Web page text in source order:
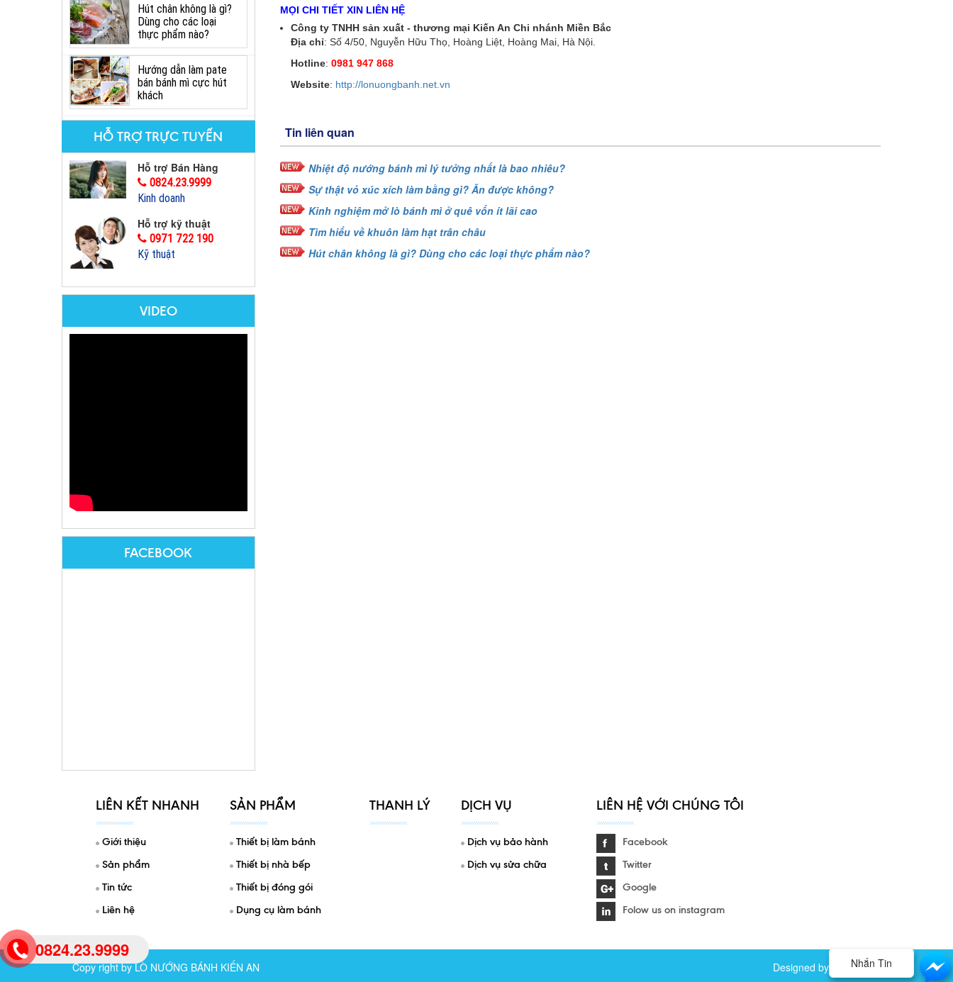
Hút chân không là gì?
Dùng cho các loại
thực phẩm nào?
Hướng dẫn làm pate
bán bánh mì cực hút
khách
HỖ TRỢ TRỰC TUYẾN
Hỗ trợ Bán Hàng
0824.23.9999
Kinh doanh
Hỗ trợ kỹ thuật
0971 722 190
Kỹ thuật
VIDEO
FACEBOOK
MỌI CHI TIẾT XIN LIÊN HỆ
Công ty TNHH sản xuất - thương mại Kiến An Chi nhánh Miền Bắc
Địa chỉ: Số 4/50, Nguyễn Hữu Thọ, Hoàng Liệt, Hoàng Mai, Hà Nội.
Hotline: 0981 947 868
Website: http://lonuongbanh.net.vn
Tin liên quan
Nhiệt độ nướng bánh mì lý tưởng nhất là bao nhiêu?
Sự thật vỏ xúc xích làm bằng gì? Ăn được không?
Kinh nghiệm mở lò bánh mì ở quê vốn ít lãi cao
Tìm hiểu về khuôn làm hạt trân châu
Hút chân không là gì? Dùng cho các loại thực phẩm nào?
LIÊN KẾT NHANH
Giới thiệu
Sản phẩm
Tin tức
Liên hệ
SẢN PHẨM
Thiết bị làm bánh
Thiết bị nhà bếp
Thiết bị đóng gói
Dụng cụ làm bánh
THANH LÝ DỊCH VỤ
Dịch vụ bảo hành
Dịch vụ sửa chữa
LIÊN HỆ VỚI CHÚNG TÔI
Facebook
Twitter
Google
Folow us on instagram
Copy right by LÒ NƯỚNG BÁNH KIẾN AN Designed by Tam Nghia
Nhắn Tin
0824.23.9999